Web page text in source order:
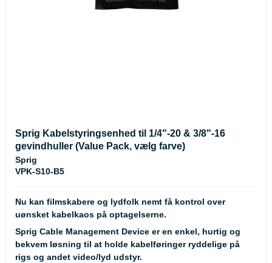
Sprig Kabelstyringsenhed til 1/4"-20 & 3/8"-16
gevindhuller (Value Pack, vælg farve)
Sprig
VPK-S10-B5
Nu kan filmskabere og lydfolk nemt få kontrol over
uønsket kabelkaos på optagelserne.
Sprig Cable Management Device er en enkel, hurtig og
bekvem løsning til at holde kabelføringer ryddelige på
rigs og andet video/lyd udstyr.